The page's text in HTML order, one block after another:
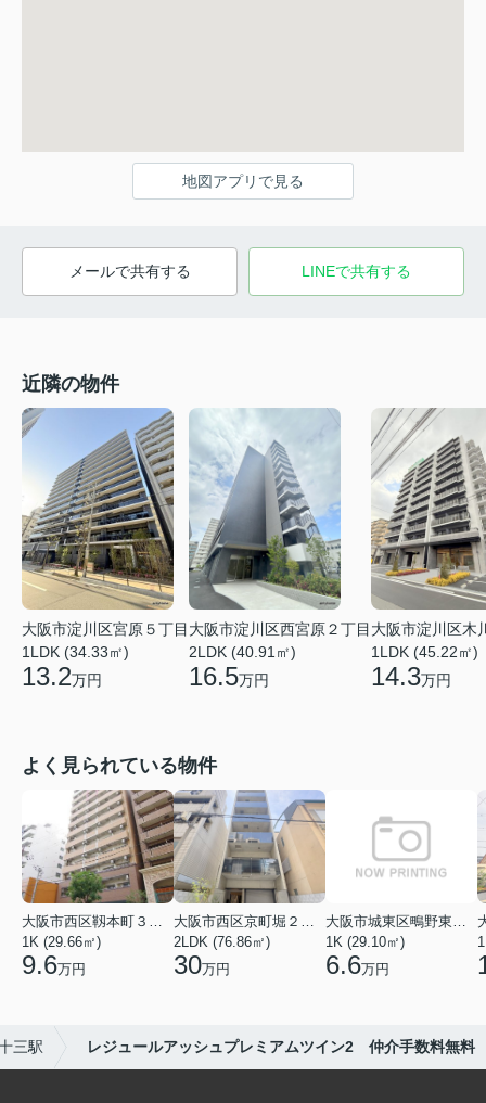
地図アプリで見る
メールで共有する LINEで共有する
近隣の物件
大阪市淀川区宮原５丁目
1LDK (34.33㎡)
13.2万円
大阪市淀川区西宮原２丁目
2LDK (40.91㎡)
16.5万円
大阪市淀川区木
1LDK (45.22㎡)
14.3万円
よく見られている物件
大阪市西区靱本町３丁目
1K (29.66㎡)
9.6万円
大阪市西区京町堀２丁目
2LDK (76.86㎡)
30万円
大阪市城東区鴫野東３丁目
1K (29.10㎡)
6.6万円
三駅 レジュールアッシュプレミアムツイン2 仲介手数料無料